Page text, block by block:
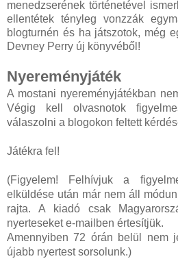
menedzserének történetével
ellentétek tényleg vonzzák
blogturnén és ha játszotok, még
Devney Perry új könyvéből!
Nyereményjáték
A mostani nyereményjátékban
Végig kell olvasnotok
válaszolni a blogokon feltett
Játékra fel!
(Figyelem! Felhívjuk a
elküldése után már nem áll
rajta. A kiadó csak
nyerteseket e-mailben értesítjük.
Amennyiben 72 órán belül nem
újabb nyertest sorsolunk.)